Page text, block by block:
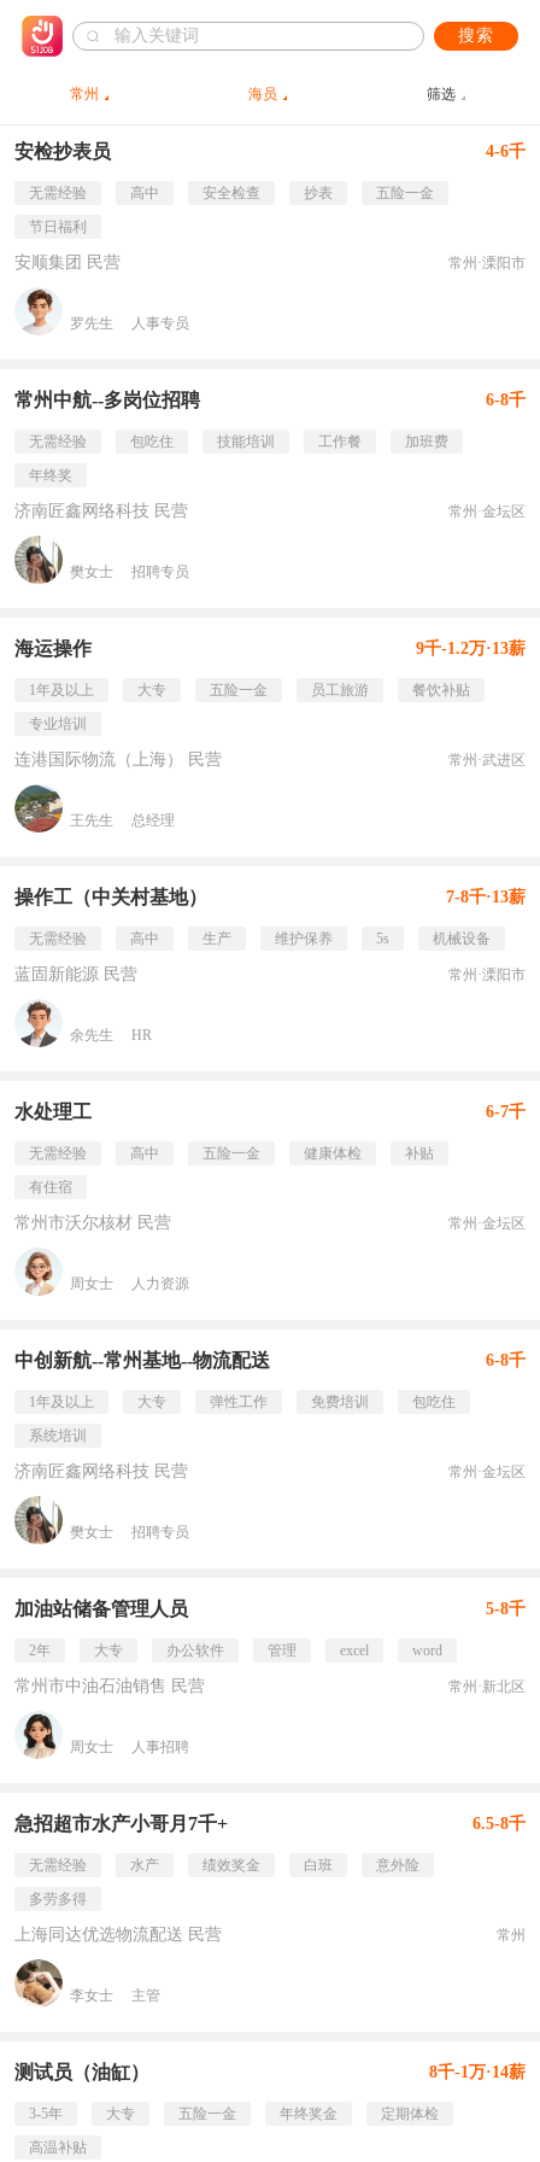
搜索
常州 海员 筛选
安检抄表员 4-6千
无需经验 高中 安全检查 抄表
五险一金
节日福利
安顺集团 民营 常州·溧阳市
罗先生 人事专员
常州中航--多岗位招聘 6-8千
无需经验 包吃住 技能培训 工作餐
加班费
年终奖
济南匠鑫网络科技 民营 常州·金坛区
樊女士 招聘专员
海运操作 9千-1.2万·13薪
1年及以上 大专 五险一金 员工旅游
餐饮补贴
专业培训
连港国际物流（上海） 民营 常州·武进区
王先生 总经理
操作工（中关村基地） 7-8千·13薪
无需经验 高中 生产 维护保养 5s 机械设备
蓝固新能源 民营 常州·溧阳市
余先生 HR
水处理工 6-7千
无需经验 高中 五险一金 健康体检
补贴
有住宿
常州市沃尔核材 民营 常州·金坛区
周女士 人力资源
中创新航--常州基地--物流配送 6-8千
1年及以上 大专 弹性工作 免费培训
包吃住
系统培训
济南匠鑫网络科技 民营 常州·金坛区
樊女士 招聘专员
加油站储备管理人员 5-8千
2年 大专 办公软件 管理 excel word
常州市中油石油销售 民营 常州·新北区
周女士 人事招聘
急招超市水产小哥月7千+ 6.5-8千
无需经验 水产 绩效奖金 白班
意外险
多劳多得
上海同达优选物流配送 民营 常州
李女士 主管
测试员（油缸） 8千-1万·14薪
3-5年 大专 五险一金 年终奖金
定期体检
高温补贴